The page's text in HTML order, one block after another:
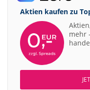
Aktien kaufen zu
mehr